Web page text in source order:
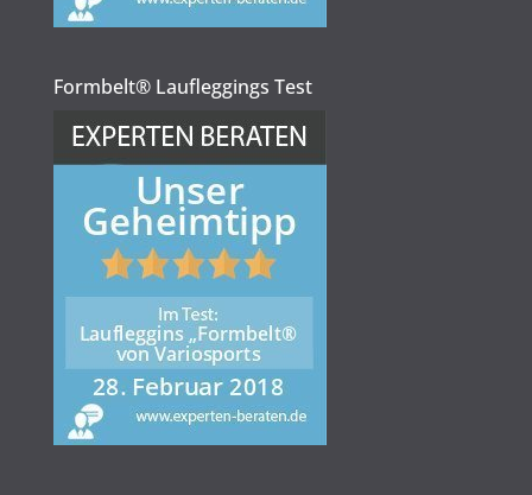
Formbelt® Laufleggings Test